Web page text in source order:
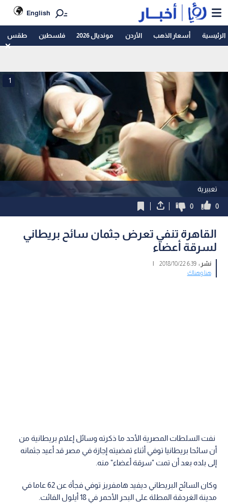
English
الرئيسية أسعار الذهب الأردن مونديال 2026 فلسطين طقس
تعبيرية
1
0
0
القاهرة تنفي تعرض جثمان سائح بريطاني
لسرقة أعضاء
نشر :6:39 2018/10/22
|
هنا وهناك
نفت السلطات المصرية الأحد ما ذكرته وسائل إعلام بريطانية من
أن سائحا بريطانيا توفي أثناء تمضيته إجازة في مصر قد أعيد جثمانه
إلى بلده بعد أن تمت "سرقة أعضاء" منه.
وكان السائح البريطاني ديفيد هامفريز توفي فجأة عن 62 عاما في
مدينة الغردقة المطلة على البحر الأحمر في 18 أيلول الفائت.